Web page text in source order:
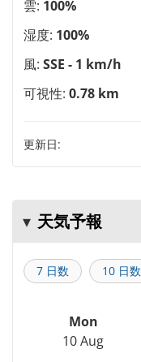
雲: 100%
湿度: 100%
風: SSE - 1 km/h
可視性: 0.78 km
更新日:
天気予報
7 日数 10 日数
Mon
10 Aug